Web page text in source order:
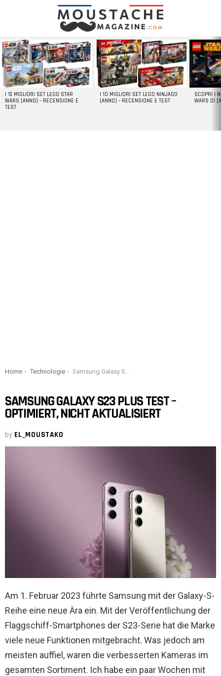
LATEST
STORIES
I 13 MIGLIORI SET LEGO STAR
WARS [ANNO] – RECENSIONE E
TEST
I 10 MIGLIORI SET LEGO NINJAGO
[ANNO] – RECENSIONE E TEST
SCOPRI I
WARS DI
You are here:
Home Technologie Samsung Galaxy S23 Plus Test – Optimiert, nicht aktualisiert
SAMSUNG GALAXY S23 PLUS TEST –
OPTIMIERT, NICHT AKTUALISIERT
by EL_MOUSTAKO
Am 1. Februar 2023 führte Samsung mit der Galaxy-S-
Reihe eine neue Ära ein. Mit der Veröffentlichung der
Flaggschiff-Smartphones der S23-Serie hat die Marke
viele neue Funktionen mitgebracht. Was jedoch am
meisten auffiel, waren die verbesserten Kameras im
gesamten Sortiment. Ich habe ein paar Wochen mit